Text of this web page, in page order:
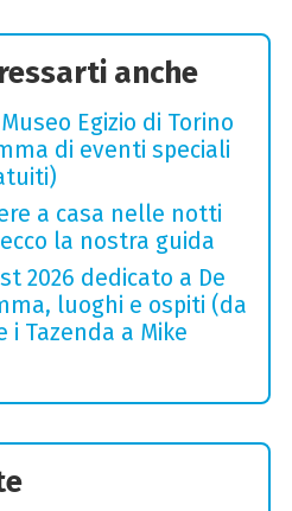
anche
Egizio di Torino
di eventi speciali
a casa nelle notti
la nostra guida
2026 dedicato a De
luoghi e ospiti (da
i Tazenda a Mike